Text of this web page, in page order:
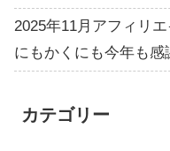
2025年11月アフィリ
にもかくにも今年も感
カテゴリー